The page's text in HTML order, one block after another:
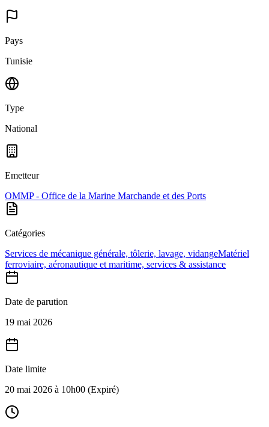
Pays
Tunisie
Type
National
Emetteur
OMMP - Office de la Marine Marchande et des Ports
Catégories
Services de mécanique générale, tôlerie, lavage, vidangeMatériel
ferroviaire, aéronautique et maritime, services & assistance
Date de parution
19 mai 2026
Date limite
20 mai 2026 à 10h00 (Expiré)